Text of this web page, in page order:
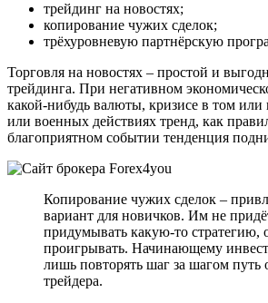
трейдинг на новостях;
копирование чужих сделок;
трёхуровневую партнёрскую
Торговля на новостях – простой и
трейдинга. При негативном
какой-нибудь валюты, кризисе в том или
или военных действиях тренд, как
благоприятном событии тенденция
Копирование чужих сделок –
вариант для новичков. Им не
придумывать какую-то стратегию,
проигрывать. Начинающему
лишь повторять шаг за шагом путь
трейдера.